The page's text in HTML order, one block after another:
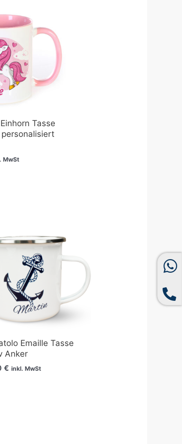
Tasse
MwSt
Emaille Tasse
Anker
€ inkl. MwSt